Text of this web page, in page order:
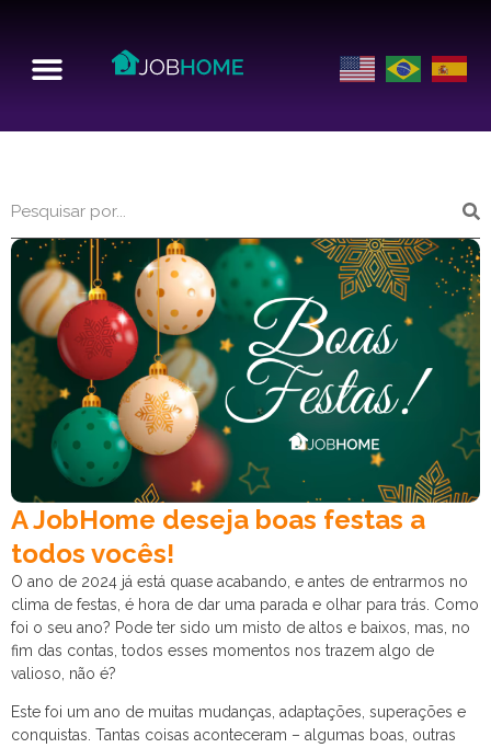
A JobHome deseja boas festas a
todos vocês!
O ano de 2024 já está quase acabando, e antes de entrarmos no
clima de festas, é hora de dar uma parada e olhar para trás. Como
foi o seu ano? Pode ter sido um misto de altos e baixos, mas, no
fim das contas, todos esses momentos nos trazem algo de
valioso, não é?
Este foi um ano de muitas mudanças, adaptações, superações e
conquistas. Tantas coisas aconteceram – algumas boas, outras